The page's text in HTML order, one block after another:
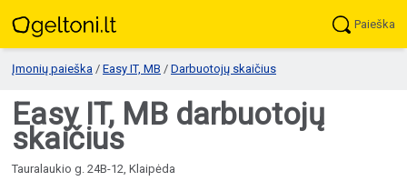
Paieška
Įmonių paieška / Easy IT, MB / Darbuotojų skaičius
Easy IT, MB darbuotojų
skaičius
Tauralaukio g. 24B-12, Klaipėda